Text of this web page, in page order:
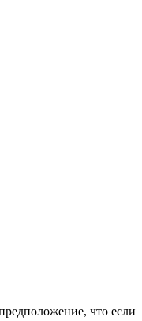
что если